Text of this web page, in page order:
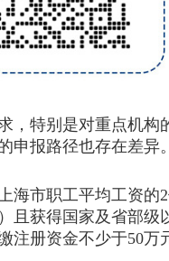
特别是对重点机构
报路径也存在差异。
市职工平均工资的
且获得国家及省部
册资金不少于50万